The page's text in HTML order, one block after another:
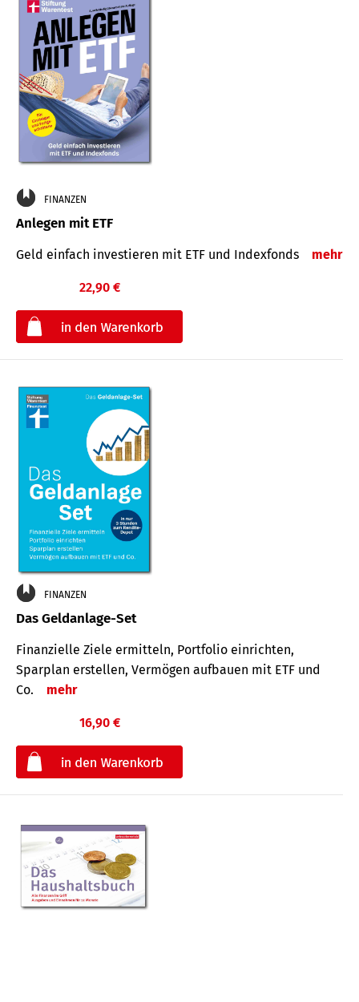
FINANZEN
Anlegen mit ETF
Geld einfach investieren mit ETF und Indexfonds mehr
22,90 €
FINANZEN
Das Geldanlage-Set
Finanzielle Ziele ermitteln, Portfolio einrichten,
Sparplan erstellen, Vermögen aufbauen mit ETF und
Co.
mehr
16,90 €